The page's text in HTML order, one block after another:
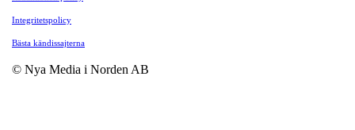
Integritetspolicy
Bästa kändissajterna
© Nya Media i Norden AB